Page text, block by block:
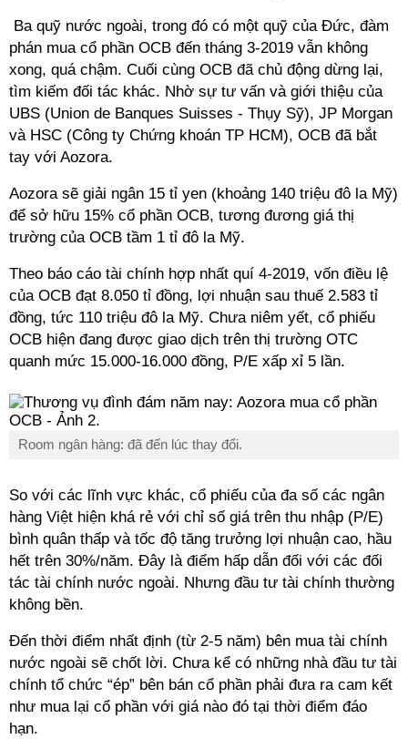
Ba quỹ nước ngoài, trong đó có một quỹ của Đức, đàm
phán mua cổ phần OCB đến tháng 3-2019 vẫn không
xong, quá chậm. Cuối cùng OCB đã chủ động dừng lại,
tìm kiếm đối tác khác. Nhờ sự tư vấn và giới thiệu của
UBS (Union de Banques Suisses - Thụy Sỹ), JP Morgan
và HSC (Công ty Chứng khoán TP HCM), OCB đã bắt
tay với Aozora.
Aozora sẽ giải ngân 15 tỉ yen (khoảng 140 triệu đô la Mỹ)
để sở hữu 15% cổ phần OCB, tương đương giá thị
trường của OCB tầm 1 tỉ đô la Mỹ.
Theo báo cáo tài chính hợp nhất quí 4-2019, vốn điều lệ
của OCB đạt 8.050 tỉ đồng, lợi nhuận sau thuế 2.583 tỉ
đồng, tức 110 triệu đô la Mỹ. Chưa niêm yết, cổ phiếu
OCB hiện đang được giao dịch trên thị trường OTC
quanh mức 15.000-16.000 đồng, P/E xấp xỉ 5 lần.
Room ngân hàng: đã đến lúc thay đổi.
So với các lĩnh vực khác, cổ phiếu của đa số các ngân
hàng Việt hiện khá rẻ với chỉ số giá trên thu nhập (P/E)
bình quân thấp và tốc độ tăng trưởng lợi nhuận cao, hầu
hết trên 30%/năm. Đây là điểm hấp dẫn đối với các đối
tác tài chính nước ngoài. Nhưng đầu tư tài chính thường
không bền.
Đến thời điểm nhất định (từ 2-5 năm) bên mua tài chính
nước ngoài sẽ chốt lời. Chưa kể có những nhà đầu tư tài
chính tổ chức “ép” bên bán cổ phần phải đưa ra cam kết
như mua lại cổ phần với giá nào đó tại thời điểm đáo
hạn.